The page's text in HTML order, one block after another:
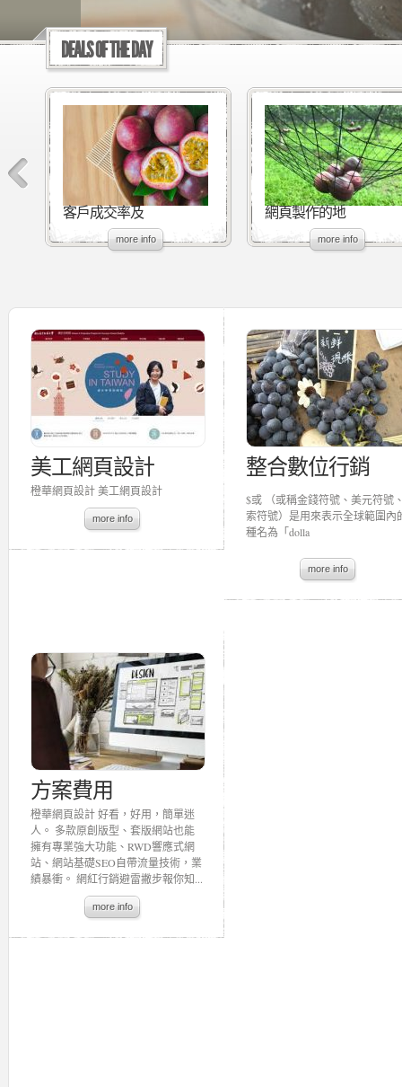
DEALS OF THE DAY
客戶成交率及
more info
網頁製作的地
more info
美工網頁設計
橙華網頁設計 美工網頁設計
more info
整合數位行銷
$或 （或稱金錢符號、美元符號
索符號）是用來表示全球範圍內
種名為「dolla
more info
方案費用
橙華網頁設計 好看，好用，簡單迷
人。 多款原創版型、套版網站也能
擁有專業強大功能、RWD響應式網
站、網站基礎SEO自帶流量技術，業
績暴衝。 網紅行銷避雷撇步報你知...
more info